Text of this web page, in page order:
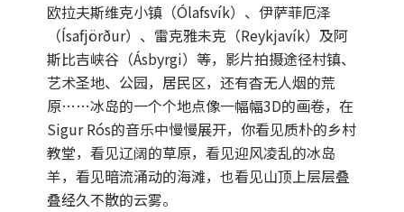
欧拉夫斯维克小镇（Ólafsvík）、伊萨菲厄泽
（Ísafjörður）、雷克雅未克（Reykjavík）及阿
斯比吉峡谷（Ásbyrgi）等，影片拍摄途径村镇、
艺术圣地、公园，居民区，还有杳无人烟的荒
原……冰岛的一个个地点像一幅幅3D的画卷，在
Sigur Rós的音乐中慢慢展开，你看见质朴的乡村
教堂，看见辽阔的草原，看见迎风凌乱的冰岛
羊，看见暗流涌动的海滩，也看见山顶上层层叠
叠经久不散的云雾。